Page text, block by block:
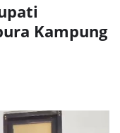
Kampung